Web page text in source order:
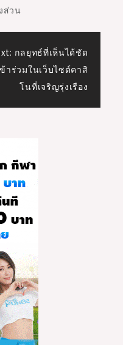
ส่วน
กลยุทธ์ที่เห็นได้ชัด
าร่วมในเว็บไซต์คาสิ
โนที่เจริญรุ่งเรือง